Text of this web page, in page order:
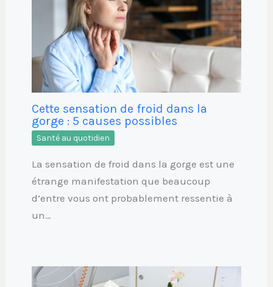
Cette sensation de froid dans la
gorge : 5 causes possibles
Santé au quotidien
La sensation de froid dans la gorge est une
étrange manifestation que beaucoup
d’entre vous ont probablement ressentie à
un…